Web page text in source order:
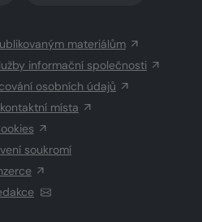
materiálům
informační společnosti
osobních údajů
místa
soukromí